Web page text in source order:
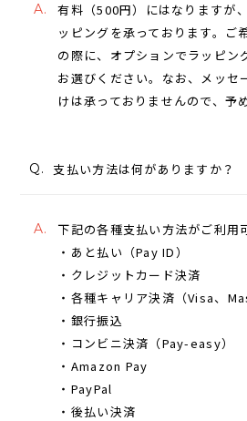
A.
有料（500円）にはなりますが
ッピングを承っております。ご
の際に、オプションでラッピン
お選びください。なお、メッセ
けは承っておりませんので、予
Q. 支払い方法は何がありますか？
A.
下記の各種支払い方法がご利用
・あと払い（Pay ID）
・クレジットカード決済
・各種キャリア決済（Visa、
・銀行振込
・コンビニ決済（Pay-easy）
・Amazon Pay
・PayPal
・後払い決済